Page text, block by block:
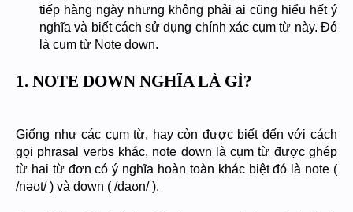
tiếp hàng ngày nhưng không phải ai cũng hiểu hết ý
nghĩa và biết cách sử dụng chính xác cụm từ này. Đó
là cụm từ Note down.
1. NOTE DOWN NGHĨA LÀ GÌ?
Giống như các cụm từ, hay còn được biết đến với cách
gọi phrasal verbs khác, note down là cụm từ được ghép
từ hai từ đơn có ý nghĩa hoàn toàn khác biệt đó là note (
/nəʊt/ ) và down ( /daʊn/ ).